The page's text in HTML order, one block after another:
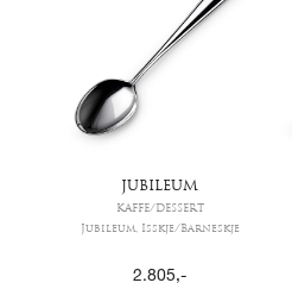
JUBILEUM
KAFFE/DESSERT
Jubileum, Isskje/Barneskje
2.805,-